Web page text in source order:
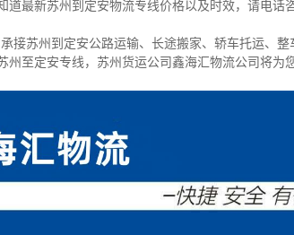
道最新苏州到定安物流专线价格以及时效，请电话
承接苏州到定安公路运输、长途搬家、轿车托运、整
州至定安专线，苏州货运公司鑫海汇物流公司将为